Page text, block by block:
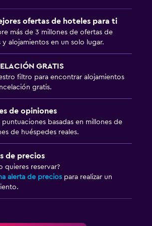
transporte
ofertas de hoteles para ti
más de 3 millones de ofertas de
y alojamientos en un solo lugar.
GRATIS
filtro para encontrar alojamientos
gratis.
de opiniones
puntuaciones basadas en millones de
de huéspedes reales.
de precios
quieres reservar?
alerta de precios para realizar un